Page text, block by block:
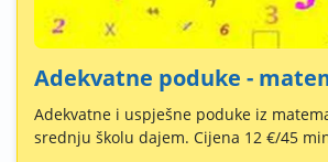
Adekvatne poduke -
Adekvatne i uspješne poduke iz
srednju školu dajem. Cijena 12 €/45